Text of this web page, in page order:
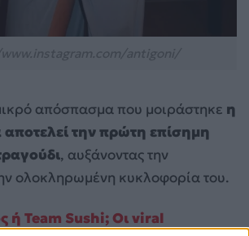
απόσπασμα που μοιράστηκε η
αποτελεί την πρώτη επίσημη
, αυξάνοντας την
ολοκληρωμένη κυκλοφορία του.
ή Team Sushi; Οι viral